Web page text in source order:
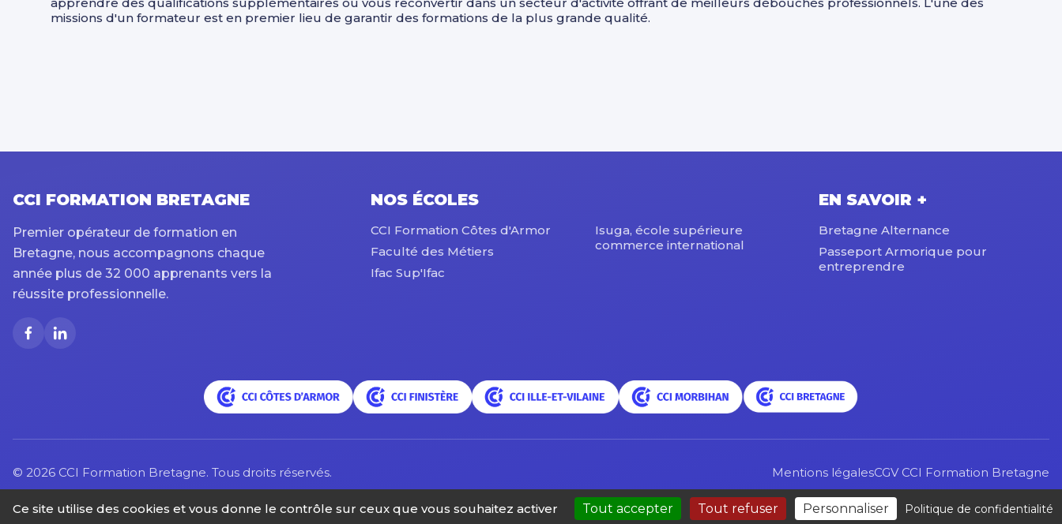
missions d'un formateur est en premier lieu de garantir des formations de la plus grande qualité.
CCI FORMATION BRETAGNE
Premier opérateur de formation en
Bretagne, nous accompagnons chaque
année plus de 32 000 apprenants vers la
réussite professionnelle.
NOS ÉCOLES
CCI Formation Côtes d'Armor
Faculté des Métiers
Ifac Sup'Ifac
Isuga, école supérieure
commerce international
EN SAVOIR +
Bretagne Alternance
Passeport Armorique pour
entreprendre
© 2026 CCI Formation Bretagne. Tous droits réservés. Mentions légalesCGV CCI Formation Bretagne
Ce site utilise des cookies et vous donne le contrôle sur ceux que vous souhaitez activer Tout accepter Tout refuser Personnaliser Politique de confidentialité